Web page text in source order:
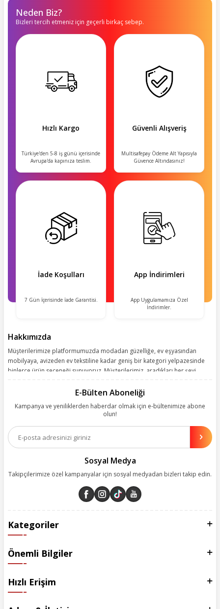
Neden Biz?
Bizleri tercih etmeniz için geçerli birkaç sebep.
Hızlı Kargo
Türkiye'den 5-8 iş günü içerisinde
Avrupa'da kapınıza teslim.
Güvenli Alışveriş
Multisafepay Ödeme Alt Yapısıyla
Güvence Altındasınız!
İade Koşulları
7 Gün İçerisinde İade Garantisi.
App İndirimleri
App Uygulamamıza Özel
İndirimler.
Hakkımızda
Müşterilerimize platformumuzda modadan güzelliğe, ev eşyasından
mobilyaya, avizeden ev tekstiline kadar geniş bir kategori yelpazesinde
binlerce ürün seçeneği sunuyoruz. Müşterilerimiz, aradıkları her şeyi
kolay, kusursuz ve keyifli bir alışveriş yolculuğu sunarken deneyiminize
olanakları sunuyoruz. Çalışmalarımızı müşterilerimizin memnuniyetini
esas alarak yürütüyoruz.
E-Bülten Aboneliği
Kampanya ve yeniliklerden haberdar olmak için e-bültenimize abone
olun!
Sosyal Medya
Takipçilerimize özel kampanyalar için sosyal medyadan bizleri takip edin.
Kategoriler
Önemli Bilgiler
Hızlı Erişim